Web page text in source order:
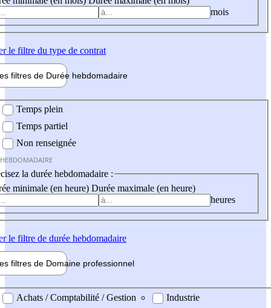
mois
le filtre du type de contrat
filtres de Durée hebdomadaire
Temps plein
Temps partiel
Non renseignée
la durée hebdomadaire :
minimale (en heure) Durée maximale (en heure)
heures
le filtre de durée hebdomadaire
filtres de Domaine professionnel
professionel
Achats / Comptabilité / Gestion
Industrie